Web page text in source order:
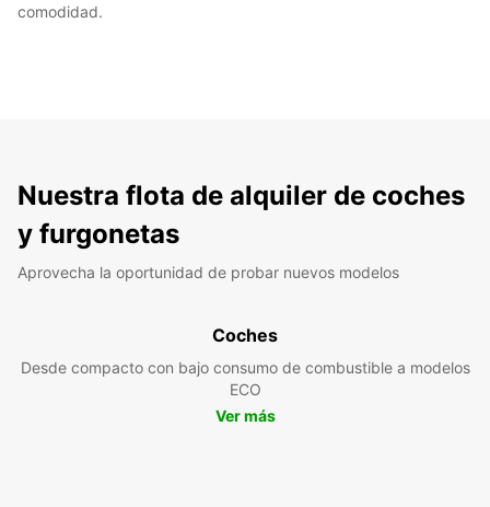
comodidad.
Nuestra flota de alquiler de coches
y furgonetas
Aprovecha la oportunidad de probar nuevos modelos
Coches
Desde compacto con bajo consumo de combustible a modelos
ECO
Ver más